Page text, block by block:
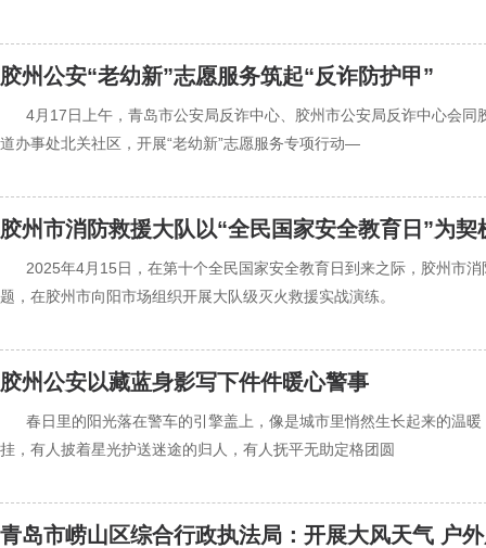
胶州公安“老幼新”志愿服务筑起“反诈防护甲”
‍‍4月17日上午，青岛市公安局反诈中心、胶州市公安局反诈中心会
道办事处北关社区，开展“老幼新”志愿服务专项行动—
胶州市消防救援大队以“全民国家安全教育日”为
‍‍2025年4月15日，在第十个全民国家安全教育日到来之际，胶州市
题，在胶州市向阳市场组织开展大队级灭火救援实战演练。
胶州公安以藏蓝身影写下件件暖心警事
春日里的阳光落在警车的引擎盖上，像是城市里悄然生长起来的温
挂，有人披着星光护送迷途的归人，有人抚平无助定格团圆
青岛市崂山区综合行政执法局：开展大风天气 户